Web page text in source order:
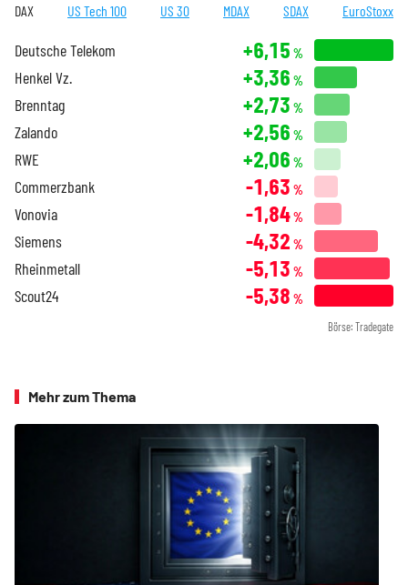
DAX US Tech 100 US 30 MDAX SDAX EuroStoxx
Deutsche Telekom +6,15 %
Henkel Vz. +3,36 %
Brenntag +2,73 %
Zalando +2,56 %
RWE +2,06 %
Commerzbank -1,63 %
Vonovia -1,84%
Siemens -4,32 %
Rheinmetall -5,13 %
Scout24 -5,38 %
Börse: Tradegate
Mehr zum Thema